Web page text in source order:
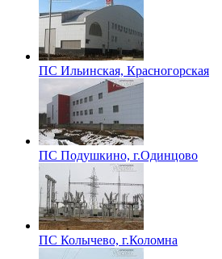
ПС Ильинская, Красногорская
ПС Подушкино, г.Одинцово
ПС Колычево, г.Коломна